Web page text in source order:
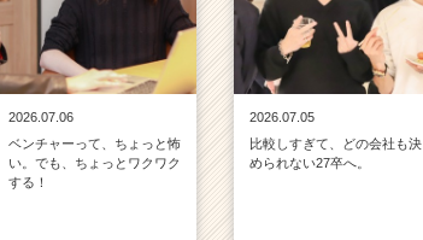
2026.07.06
ベンチャーって、ちょっと怖
い。でも、ちょっとワクワク
する！
2026.07.05
比較しすぎて、どの会社も決
められない27卒へ。